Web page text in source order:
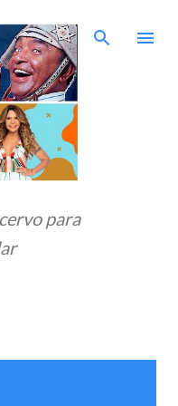
o conteúdo principal
para